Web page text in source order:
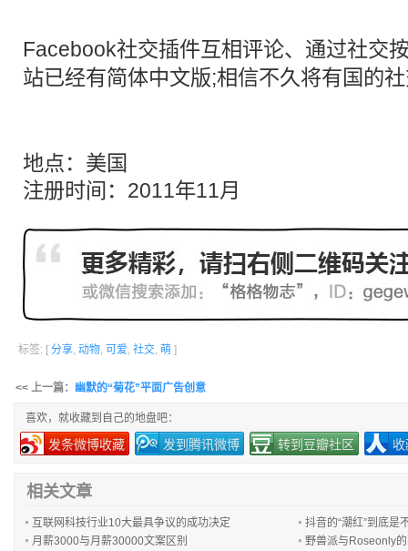
Facebook社交插件互相评论、通过社交
站已经有简体中文版;相信不久将有国的
地点：美国
注册时间：2011年11月
标签: [ 分享, 动物, 可爱, 社交, 萌 ]
<< 上一篇： 幽默的“菊花”平面广告创意
喜欢，就收藏到自己的地盘吧：
发条微博收藏 发到腾讯微博 转到豆瓣社区
相关文章
互联网科技行业10大最具争议的成功决定
抖音的“潮红”到底是
月薪3000与月薪30000文案区别
野兽派与Roseonly